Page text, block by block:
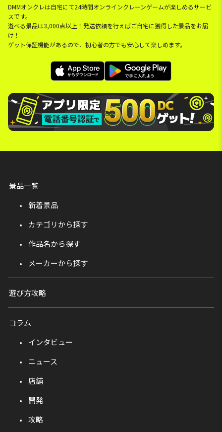
DMMオンクレは自宅にて24時間オンラインクレーンゲームが楽しめるサービ
スです。
遊べる景品は3,000点以上！発送依頼を行えばご自宅に獲得した景品をお届
け！
ゲット保証機能があるので、初心者の方でも安心して楽しめます。
景品一覧
新着景品
カテゴリから探す
作品名から探す
メーカーから探す
遊び方攻略
コラム
インタビュー
ニュース
店舗
開発
攻略